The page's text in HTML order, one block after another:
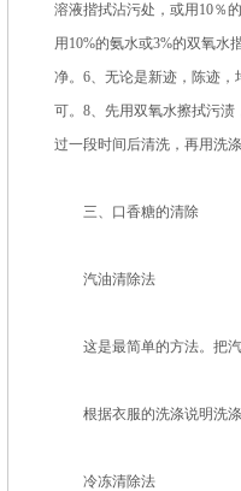
溶液揩拭沾污处，或用10％
用10%的氨水或3%的双氧水
净。6、无论是新迹，陈迹
可。8、先用双氧水擦拭污渍
过一段时间后清洗，再用洗
三、口香糖的清除
汽油清除法
这是最简单的方法。把汽
根据衣服的洗涤说明洗涤
冷冻清除法